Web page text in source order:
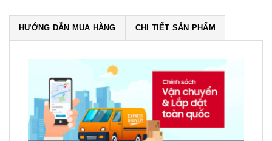
HƯỚNG DẪN MUA HÀNG CHI TIẾT SẢN PHẨM